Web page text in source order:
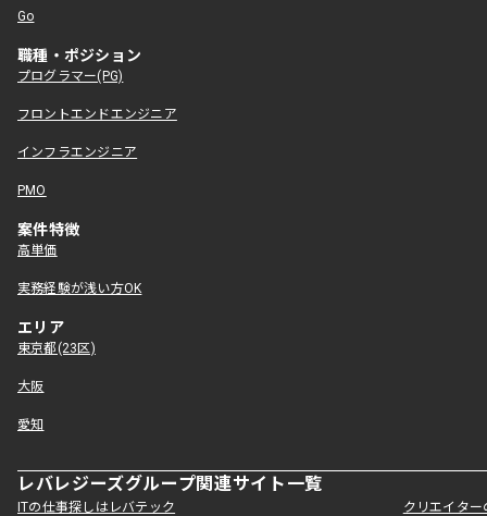
Go
職種・ポジション
プログラマー(PG)
フロントエンドエンジニア
インフラエンジニア
PMO
案件特徴
高単価
実務経験が浅い方OK
エリア
東京都(23区)
大阪
愛知
レバレジーズグループ関連サイト一覧
ITの仕事探しはレバテック クリエイタ